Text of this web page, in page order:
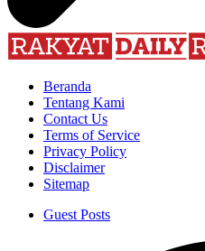
Beranda
Tentang Kami
Contact Us
Terms of Service
Privacy Policy
Disclaimer
Sitemap
Guest Posts